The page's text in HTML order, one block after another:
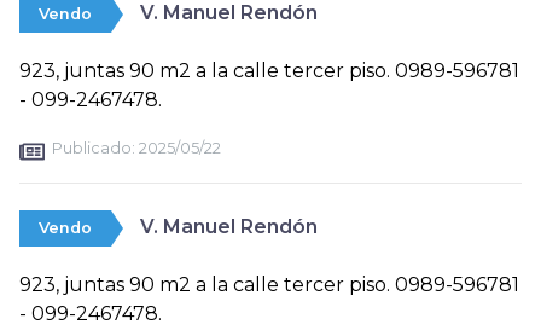
Vendo V. Manuel Rendón
923, juntas 90 m2 a la calle tercer piso. 0989-596781
- 099-2467478.
Publicado: 2025/05/22
Vendo V. Manuel Rendón
923, juntas 90 m2 a la calle tercer piso. 0989-596781
- 099-2467478.